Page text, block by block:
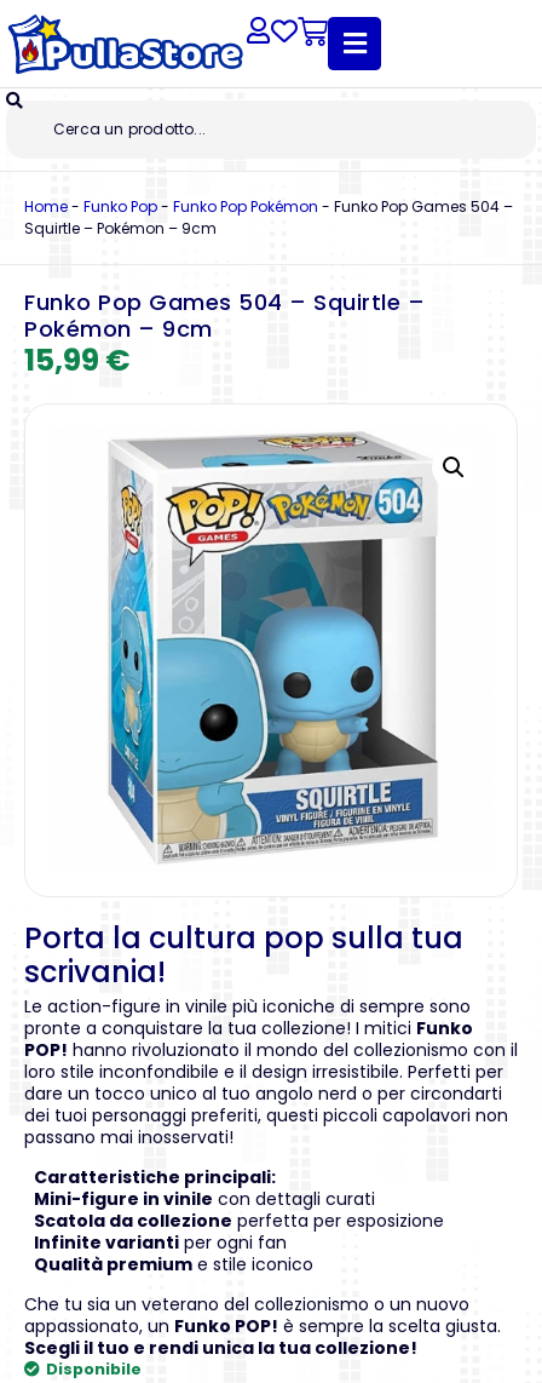
Home- Funko Pop- Funko Pop Pokémon - Funko Pop Games 504 –
Squirtle – Pokémon – 9cm
Funko Pop Games 504 – Squirtle –
Pokémon – 9cm
15,99 €
Porta la cultura pop sulla tua
scrivania!
Le action-figure in vinile più iconiche di sempre sono
pronte a conquistare la tua collezione! I mitici Funko
POP! hanno rivoluzionato il mondo del collezionismo con il
loro stile inconfondibile e il design irresistibile. Perfetti per
dare un tocco unico al tuo angolo nerd o per circondarti
dei tuoi personaggi preferiti, questi piccoli capolavori non
passano mai inosservati!
Caratteristiche principali:
Mini-figure in vinile con dettagli curati
Scatola da collezione perfetta per esposizione
Infinite varianti per ogni fan
Qualità premium e stile iconico
Che tu sia un veterano del collezionismo o un nuovo
appassionato, un Funko POP! è sempre la scelta giusta.
Scegli il tuo e rendi unica la tua collezione!
Disponibile